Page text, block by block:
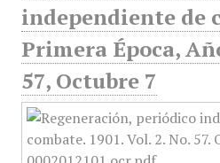
independiente de
Primera Época,
57, Octubre 7